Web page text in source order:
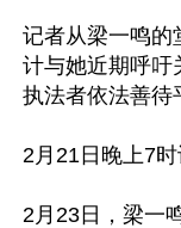
记者从梁一鸣的
计与她近期呼吁
执法者依法善待
2月21日晚上7时
2月23日，梁一